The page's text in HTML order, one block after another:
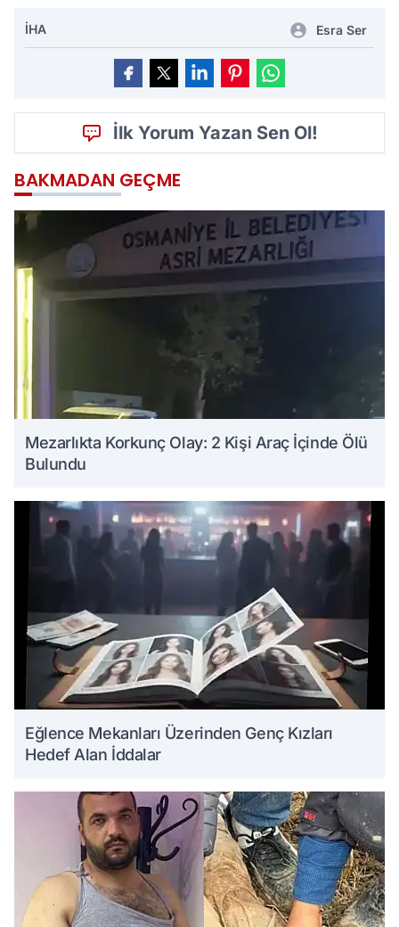
İHA Esra Ser
İlk Yorum Yazan Sen Ol!
BAKMADAN GEÇME
Mezarlıkta Korkunç Olay: 2 Kişi Araç İçinde Ölü
Bulundu
Eğlence Mekanları Üzerinden Genç Kızları
Hedef Alan İddalar